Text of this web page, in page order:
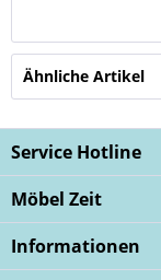
Ähnliche Artikel
Service Hotline
Möbel Zeit
Informationen